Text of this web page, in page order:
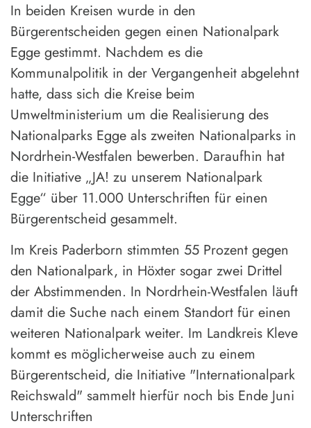
In beiden Kreisen wurde in den
Bürgerentscheiden gegen einen Nationalpark
Egge gestimmt. Nachdem es die
Kommunalpolitik in der Vergangenheit abgelehnt
hatte, dass sich die Kreise beim
Umweltministerium um die Realisierung des
Nationalparks Egge als zweiten Nationalparks in
Nordrhein-Westfalen bewerben. Daraufhin hat
die Initiative „JA! zu unserem Nationalpark
Egge“ über 11.000 Unterschriften für einen
Bürgerentscheid gesammelt.
Im Kreis Paderborn stimmten 55 Prozent gegen
den Nationalpark, in Höxter sogar zwei Drittel
der Abstimmenden. In Nordrhein-Westfalen läuft
damit die Suche nach einem Standort für einen
weiteren Nationalpark weiter. Im Landkreis Kleve
kommt es möglicherweise auch zu einem
Bürgerentscheid, die Initiative "Internationalpark
Reichswald" sammelt hierfür noch bis Ende Juni
Unterschriften